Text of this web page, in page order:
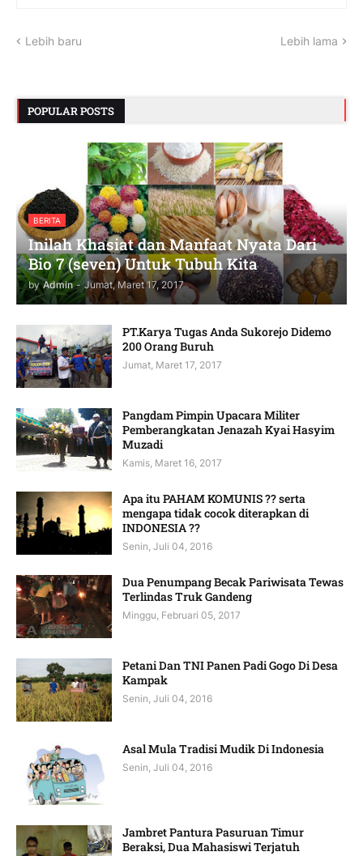
Lebih baru Lebih lama
POPULAR POSTS
BERITA
Inilah Khasiat dan Manfaat Nyata Dari
Bio 7 (seven) Untuk Tubuh Kita
by Admin - Jumat, Maret 17, 2017
PT.Karya Tugas Anda Sukorejo Didemo
200 Orang Buruh
Jumat, Maret 17, 2017
Pangdam Pimpin Upacara Militer
Pemberangkatan Jenazah Kyai Hasyim
Muzadi
Kamis, Maret 16, 2017
Apa itu PAHAM KOMUNIS ?? serta
mengapa tidak cocok diterapkan di
INDONESIA ??
Senin, Juli 04, 2016
Dua Penumpang Becak Pariwisata Tewas
Terlindas Truk Gandeng
Minggu, Februari 05, 2017
Petani Dan TNI Panen Padi Gogo Di Desa
Kampak
Senin, Juli 04, 2016
Asal Mula Tradisi Mudik Di Indonesia
Senin, Juli 04, 2016
Jambret Pantura Pasuruan Timur
Beraksi, Dua Mahasiswi Terjatuh